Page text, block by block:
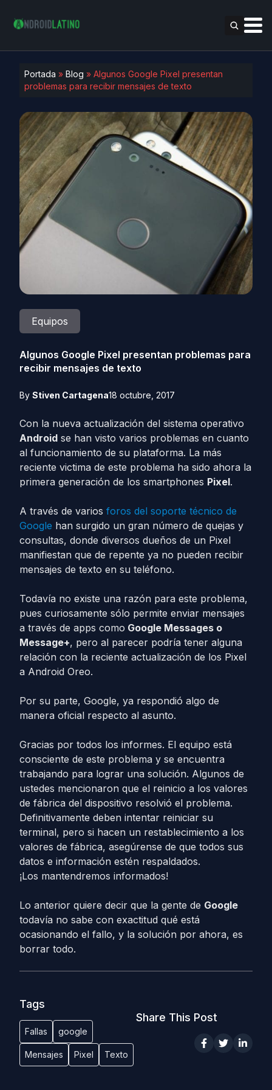
Portada » Blog » Algunos Google Pixel presentan
problemas para recibir mensajes de texto
Equipos
Algunos Google Pixel presentan problemas para
recibir mensajes de texto
By Stiven Cartagena18 octubre, 2017
Con la nueva actualización del sistema operativo
Android se han visto varios problemas en cuanto
al funcionamiento de su plataforma. La más
reciente victima de este problema ha sido ahora la
primera generación de los smartphones Pixel.
A través de varios foros del soporte técnico de
Google han surgido un gran número de quejas y
consultas, donde diversos dueños de un Pixel
manifiestan que de repente ya no pueden recibir
mensajes de texto en su teléfono.
Todavía no existe una razón para este problema,
pues curiosamente sólo permite enviar mensajes
a través de apps como Google Messages o
Message+, pero al parecer podría tener alguna
relación con la reciente actualización de los Pixel
a Android Oreo.
Por su parte, Google, ya respondió algo de
manera oficial respecto al asunto.
Gracias por todos los informes. El equipo está
consciente de este problema y se encuentra
trabajando para lograr una solución. Algunos de
ustedes mencionaron que el reinicio a los valores
de fábrica del dispositivo resolvió el problema.
Definitivamente deben intentar reiniciar su
terminal, pero si hacen un restablecimiento a los
valores de fábrica, asegúrense de que todos sus
datos e información estén respaldados.
¡Los mantendremos informados!
Lo anterior quiere decir que la gente de Google
todavía no sabe con exactitud qué está
ocasionando el fallo, y la solución por ahora, es
borrar todo.
Tags
Fallas google
Mensajes Pixel Texto
Share This Post